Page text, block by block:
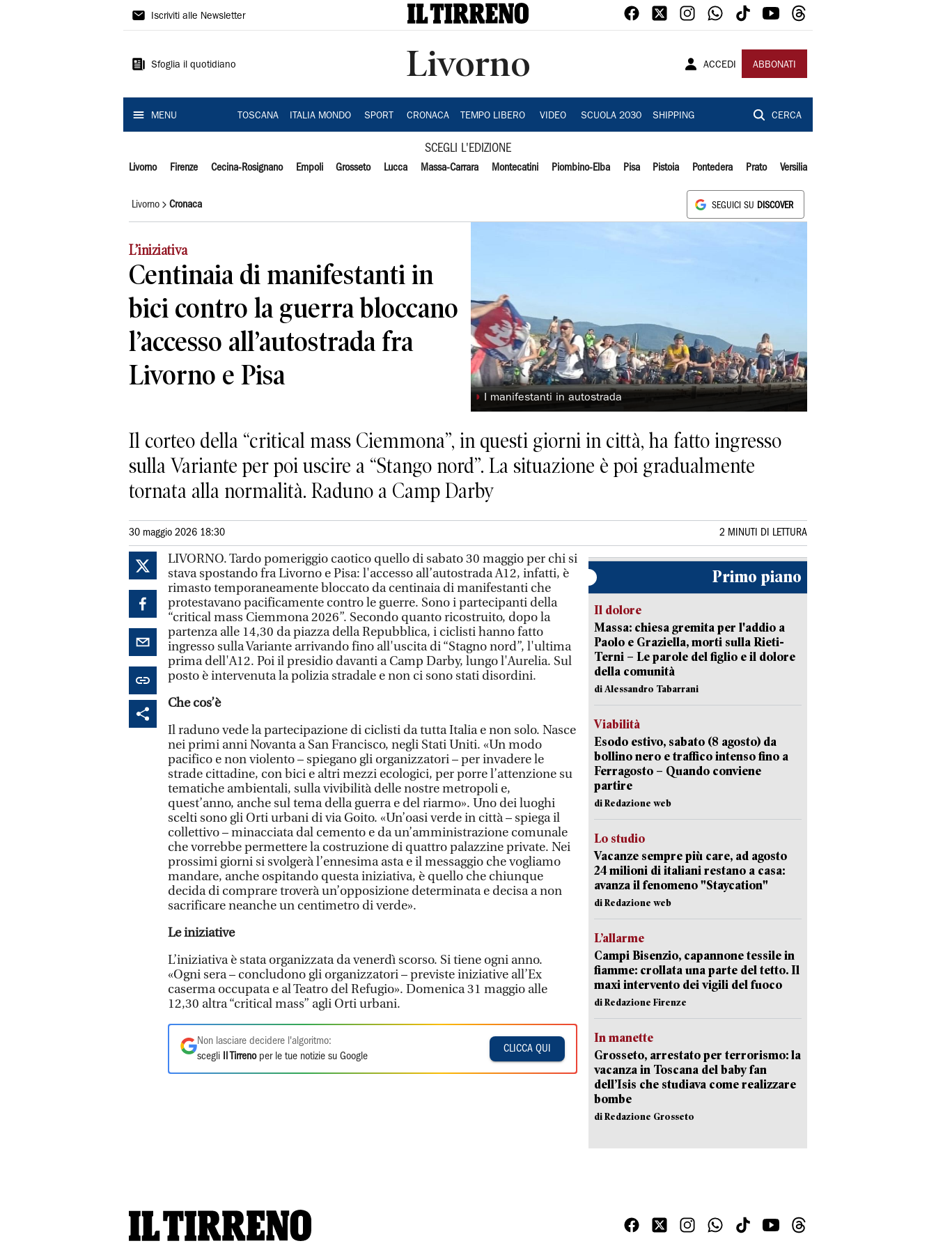
Il
Iscriviti alle Newsletter
Sfoglia il quotidiano Livorno ACCEDI ABBONATI
MENU TOSCANA ITALIA MONDO SPORT CRONACA TEMPO LIBERO VIDEO SCUOLA 2030 SHIPPING CERCA
SCEGLI L'EDIZIONE
Livorno Firenze Cecina-Rosignano Empoli Grosseto Lucca Massa-Carrara Montecatini Piombino-Elba Pisa Pistoia Pontedera Prato Versilia
Livorno Cronaca SEGUICI SU DISCOVER
L’iniziativa
Centinaia di manifestanti in
bici contro la guerra bloccano
l’accesso all’autostrada fra
Livorno e Pisa
◗ I manifestanti in autostrada
Il corteo della “critical mass Ciemmona”, in questi giorni in città, ha fatto ingresso
sulla Variante per poi uscire a “Stango nord”. La situazione è poi gradualmente
tornata alla normalità. Raduno a Camp Darby
30 maggio 2026 18:30 2 MINUTI DI LETTURA
LIVORNO. Tardo pomeriggio caotico quello di sabato 30 maggio per chi si
stava spostando fra Livorno e Pisa: l'accesso all’autostrada A12, infatti, è
rimasto temporaneamente bloccato da centinaia di manifestanti che
protestavano pacificamente contro le guerre. Sono i partecipanti della
“critical mass Ciemmona 2026”. Secondo quanto ricostruito, dopo la
partenza alle 14,30 da piazza della Repubblica, i ciclisti hanno fatto
ingresso sulla Variante arrivando fino all'uscita di “Stagno nord”, l'ultima
prima dell'A12. Poi il presidio davanti a Camp Darby, lungo l'Aurelia. Sul
posto è intervenuta la polizia stradale e non ci sono stati disordini.
Che cos’è
Il raduno vede la partecipazione di ciclisti da tutta Italia e non solo. Nasce
nei primi anni Novanta a San Francisco, negli Stati Uniti. «Un modo
pacifico e non violento – spiegano gli organizzatori – per invadere le
strade cittadine, con bici e altri mezzi ecologici, per porre l’attenzione su
tematiche ambientali, sulla vivibilità delle nostre metropoli e,
quest’anno, anche sul tema della guerra e del riarmo». Uno dei luoghi
scelti sono gli Orti urbani di via Goito. «Un’oasi verde in città – spiega il
collettivo – minacciata dal cemento e da un’amministrazione comunale
che vorrebbe permettere la costruzione di quattro palazzine private. Nei
prossimi giorni si svolgerà l’ennesima asta e il messaggio che vogliamo
mandare, anche ospitando questa iniziativa, è quello che chiunque
decida di comprare troverà un’opposizione determinata e decisa a non
sacrificare neanche un centimetro di verde».
Le iniziative
L’iniziativa è stata organizzata da venerdì scorso. Si tiene ogni anno.
«Ogni sera – concludono gli organizzatori – previste iniziative all’Ex
caserma occupata e al Teatro del Refugio». Domenica 31 maggio alle
12,30 altra “critical mass” agli Orti urbani.
Non lasciare decidere l'algoritmo:
scegli
Il Tirrenoper le tue notizie su Google
CLICCA QUI
Primo piano
Il dolore
Massa: chiesa gremita per l'addio a
Paolo e Graziella, morti sulla Rieti-
Terni – Le parole del figlio e il dolore
della comunità
di Alessandro Tabarrani
Viabilità
Esodo estivo, sabato (8 agosto) da
bollino nero e traffico intenso fino a
Ferragosto – Quando conviene
partire
di Redazione web
Lo studio
Vacanze sempre più care, ad agosto
24 milioni di italiani restano a casa:
avanza il fenomeno "Staycation"
di Redazione web
L’allarme
Campi Bisenzio, capannone tessile in
fiamme: crollata una parte del tetto. Il
maxi intervento dei vigili del fuoco
di Redazione Firenze
In manette
Grosseto, arrestato per terrorismo: la
vacanza in Toscana del baby fan
dell’Isis che studiava come realizzare
bombe
di Redazione Grosseto